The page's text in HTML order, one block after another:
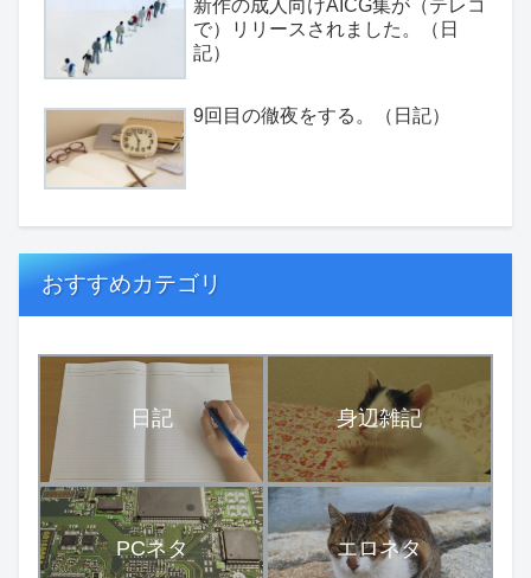
新作の成人向けAICG集が（テレコ
で）リリースされました。（日
記）
9回目の徹夜をする。（日記）
おすすめカテゴリ
日記 身辺雑記
PCネタ エロネタ